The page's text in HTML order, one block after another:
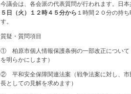
今議会は、各会派の代表質問が行われます。日本
５日（火）１２時４５分から １時間２０分の持
す。
質疑・質問項目
① 柏原市個人情報保護条例の一部改正について
を明らかにします）
② 平和安全保障関連法案（戦争法案に対し、市
長としての見解を求めます）